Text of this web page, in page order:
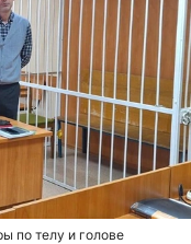
по телу и голове